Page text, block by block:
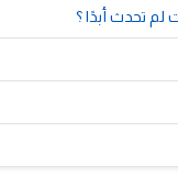
تحدث أبدًا ؟